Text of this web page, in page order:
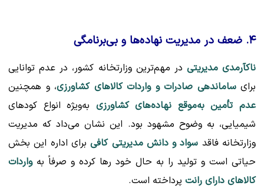
۴. ضعف در مدیریت نهاده‌ها و بی‌برنامگی
ناکآرمدی مدیریتی در مهم‌ترین وزارتخانه کشور، در عدم توانایی
برایساماندهی صادرات و واردات کالاهای کشاورزی، و همچنین
عدم تأمین به‌موقع نهاده‌های کشاورزی به‌ویژه انواع کودهای
شیمیایی، به وضوح مشهود بود. این نشان می‌داد که مدیریت
وزارتخانه فاقد سواد و دانش مدیریتی کافیبرای اداره این بخش
حیاتی است و تولید را به حال خود رها کرده و صرفاً بهواردات
کالاهای دارای رانت پرداخته است.